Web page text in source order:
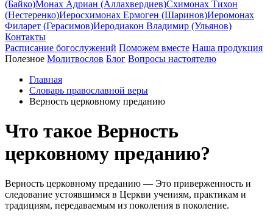
(Байко)Монах Адриан (Аллахвердиев)Схимонах Тихон
(Нестеренко)Иеросхимонах Ермоген (Шаринов)Иеромонах
Филарет (Герасимов)Иеродиакон Владимир (Ульянов)
Контакты
Расписание богослужений Поможем вместе Наша продукция
Полезное Молитвослов Блог Вопросы настоятелю
Главная
Словарь православной веры
Верность церковному преданию
Что такое Верность
церковному преданию?
Верность церковному преданию — Это приверженность и
следование устоявшимся в Церкви учениям, практикам и
традициям, передаваемым из поколения в поколение.